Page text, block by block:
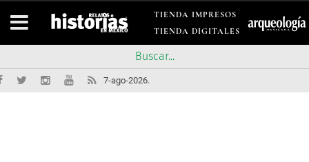
TIENDA IMPRESOS
TIENDA DIGITALES
7-ago-2026.